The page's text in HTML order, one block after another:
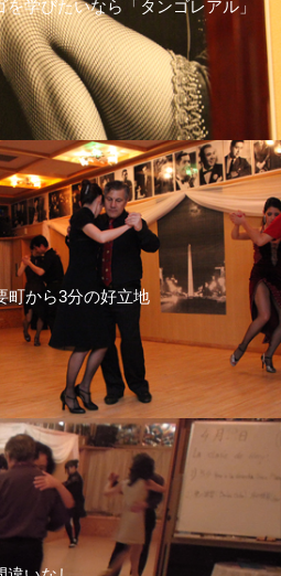
学びたいなら「タンゴレアル」
町から3分の好立地